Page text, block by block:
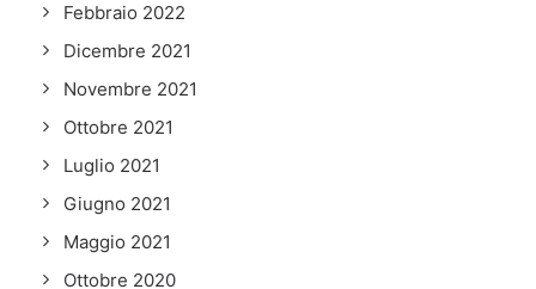
Febbraio 2022
Dicembre 2021
Novembre 2021
Ottobre 2021
Luglio 2021
Giugno 2021
Maggio 2021
Ottobre 2020